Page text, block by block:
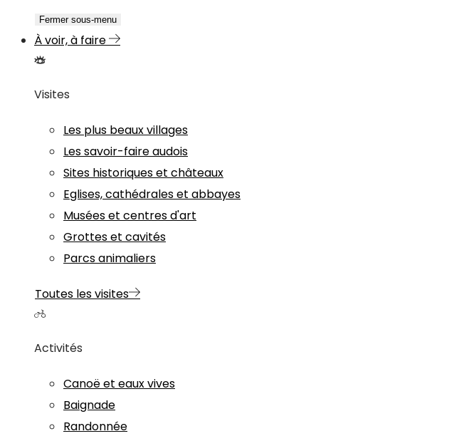
Fermer sous-menu
À voir, à faire
Visites
Les plus beaux villages
Les savoir-faire audois
Sites historiques et châteaux
Eglises, cathédrales et abbayes
Musées et centres d'art
Grottes et cavités
Parcs animaliers
Toutes les visites
Activités
Canoë et eaux vives
Baignade
Randonnée